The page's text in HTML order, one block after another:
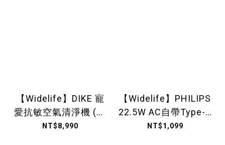
【Widelife】DIKE 寵
愛抗敏空氣清淨機 (落
地型)｜HCF610WT
NT$8,990
【Widelife】PHILIPS
22.5W AC自帶Type-C
線行動電
NT$1,099